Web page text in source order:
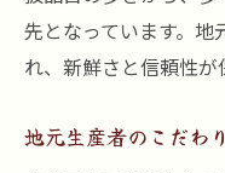
先となっています。
れ、新鮮さと信頼性が
地元生産者のこだわ